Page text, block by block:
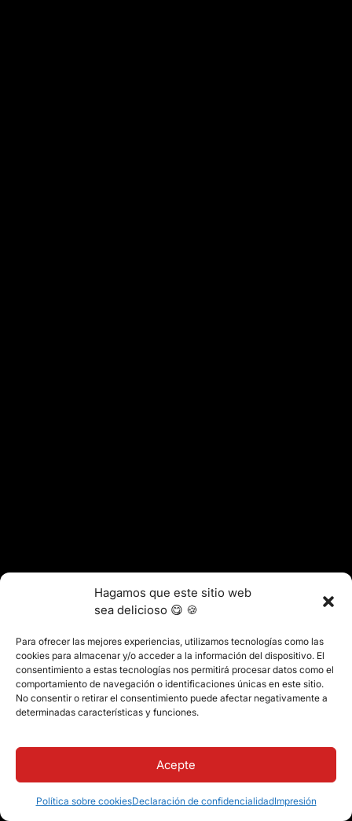
Hagamos que este sitio web
sea delicioso 😋 🍪
Para ofrecer las mejores experiencias, utilizamos tecnologías como las
cookies para almacenar y/o acceder a la información del dispositivo. El
consentimiento a estas tecnologías nos permitirá procesar datos como el
comportamiento de navegación o identificaciones únicas en este sitio.
No consentir o retirar el consentimiento puede afectar negativamente a
determinadas características y funciones.
Acepte
Política sobre cookiesDeclaración de confidencialidadImpresión